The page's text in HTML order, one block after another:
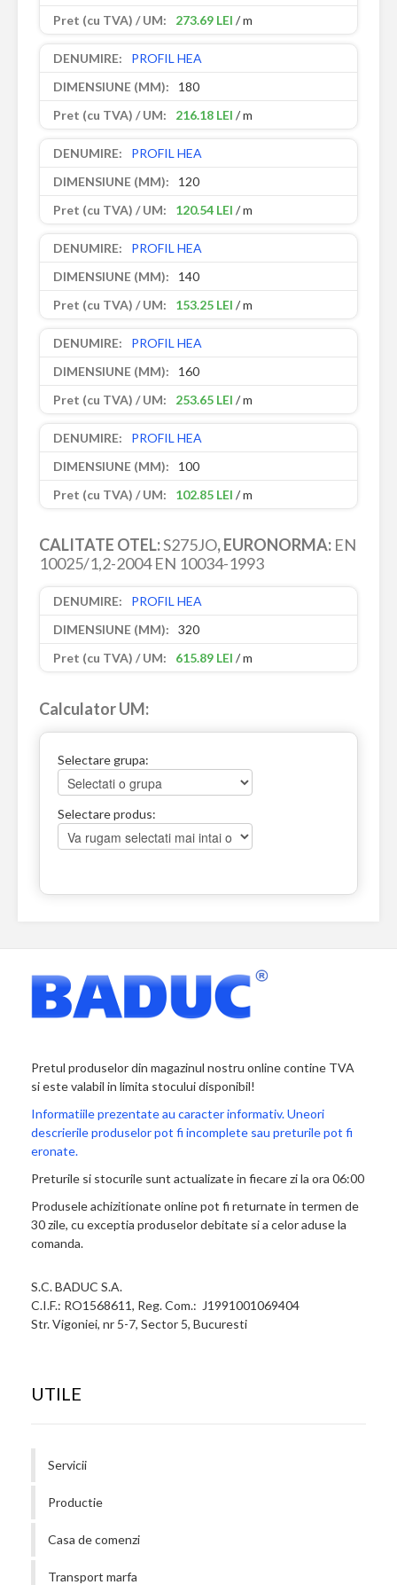
273.69 LEI / m
PROFIL HEA
180
216.18 LEI / m
PROFIL HEA
120
120.54 LEI / m
PROFIL HEA
140
153.25 LEI / m
PROFIL HEA
160
253.65 LEI / m
PROFIL HEA
100
102.85 LEI / m
CALITATE OTEL:S275JO, EURONORMA: EN
10025/1,2-2004 EN 10034-1993
PROFIL HEA
320
615.89 LEI / m
Calculator UM:
Selectare grupa:
Selectare produs:
Pretul produselor din magazinul nostru online contine TVA
si este valabil in limita stocului disponibil!
Informatiile prezentate au caracter informativ. Uneori
descrierile produselor pot fi incomplete sau preturile pot fi
eronate.
Preturile si stocurile sunt actualizate in fiecare zi la ora 06:00
Produsele achizitionate online pot fi returnate in termen de
30 zile, cu exceptia produselor debitate si a celor aduse la
comanda.
S.C. BADUC S.A.
C.I.F.: RO1568611, Reg. Com.: J1991001069404
Str. Vigoniei, nr 5-7, Sector 5, Bucuresti
UTILE
Servicii
Productie
Casa de comenzi
Transport marfa